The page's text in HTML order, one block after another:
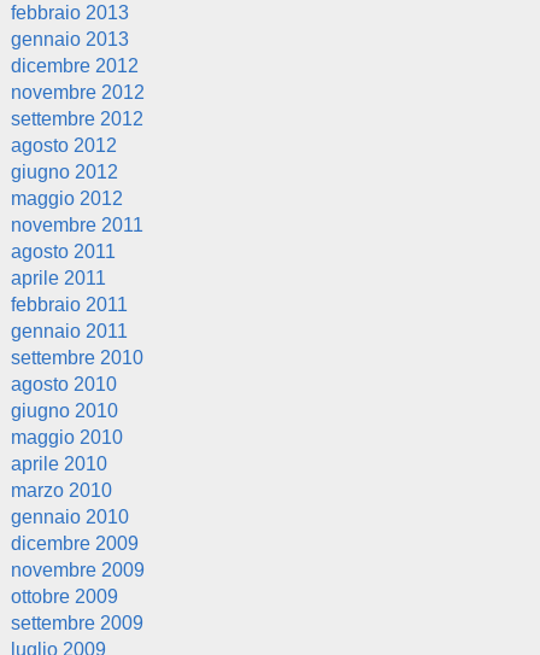
febbraio 2013
gennaio 2013
dicembre 2012
novembre 2012
settembre 2012
agosto 2012
giugno 2012
maggio 2012
novembre 2011
agosto 2011
aprile 2011
febbraio 2011
gennaio 2011
settembre 2010
agosto 2010
giugno 2010
maggio 2010
aprile 2010
marzo 2010
gennaio 2010
dicembre 2009
novembre 2009
ottobre 2009
settembre 2009
luglio 2009